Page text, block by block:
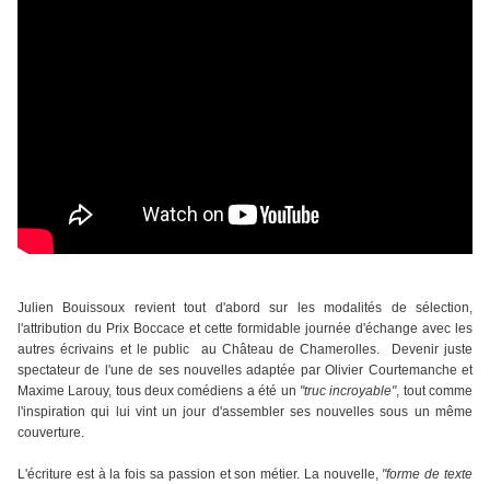
Julien Bouissoux revient tout d'abord sur les modalités de sélection,
l'attribution du Prix Boccace et cette formidable journée d'échange avec les
autres écrivains et le public
au Château de Chamerolles.
Devenir juste
spectateur de l'une de ses nouvelles adaptée par Olivier Courtemanche et
Maxime Larouy, tous deux comédiens a été un "truc incroyable", tout comme
l'inspiration qui lui vint un jour d'assembler ses nouvelles sous un même
couverture.
L'écriture est à la fois sa passion et son métier. La nouvelle, "forme de texte